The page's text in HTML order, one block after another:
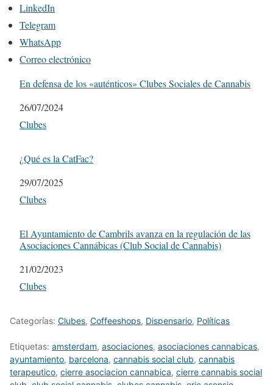
LinkedIn
Telegram
WhatsApp
Correo electrónico
En defensa de los «auténticos» Clubes Sociales de Cannabis
Fecha
26/07/2024
Respecto a
Clubes
¿Qué es la CatFac?
Fecha
29/07/2025
Respecto a
Clubes
El Ayuntamiento de Cambrils avanza en la regulación de las
Asociaciones Cannábicas (Club Social de Cannabis)
Fecha
21/02/2023
Respecto a
Clubes
Categorías: Clubes, Coffeeshops, Dispensario, Políticas
Etiquetas: amsterdam, asociaciones, asociaciones cannabicas,
ayuntamiento, barcelona, cannabis social club, cannabis
terapeutico, cierre asociacion cannabica, cierre cannabis social